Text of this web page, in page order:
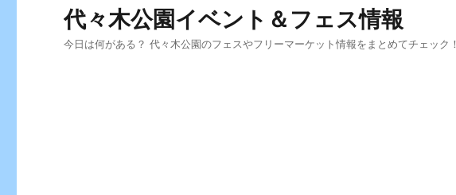
代々木公園イベント＆フェス情報
今日は何がある？ 代々木公園のフェスやフリーマーケット情報をまとめてチェック！